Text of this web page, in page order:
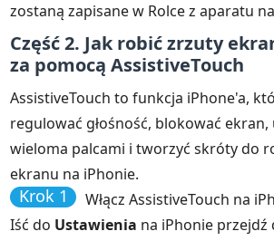
zostaną zapisane w Rolce z aparatu
Część 2. Jak robić zrzuty
za pomocą AssistiveTouch
AssistiveTouch to funkcja iPhone'a,
regulować głośność, blokować
wieloma palcami i tworzyć skróty do
ekranu na iPhonie.
Krok 1
Włącz AssistiveTouch na
Iść do Ustawienia na iPhonie przejdź